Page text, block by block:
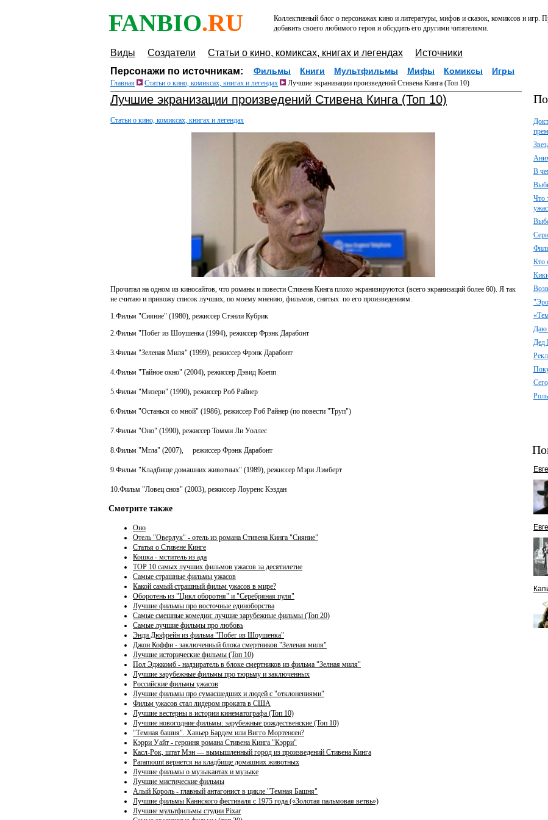
FANBIO.RU
Коллективный блог о персонажах кино и литературы, мифов и сказок, комиксов и игр.
добавить своего любимого героя и обсудить его другими читателями.
Виды Создатели Статьи о кино, комиксах, книгах и легендах
Источники
Персонажи по источникам:
Фильмы Книги Мультфильмы Мифы Комиксы Игры
Главная Статьи о кино, комиксах, книгах и легендах Лучшие экранизации произведений Стивена Кинга (Топ 10)
Лучшие экранизации произведений Стивена Кинга (Топ 10)
Статьи о кино, комиксах, книгах и легендах
Прочитал на одном из киносайтов, что романы и повести Стивена Кинга плохо экранизируются (всего экранизаций более 60). Я так
не считаю и привожу список лучших, по моему мнению, фильмов, снятых по его произведениям.
1.Фильм "Сияние" (1980), режиссер Стэнли Кубрик
2.Фильм "Побег из Шоушенка (1994), режиссер Фрэнк Дарабонт
3.Фильм "Зеленая Миля" (1999), режиссер Фрэнк Дарабонт
4.Фильм "Тайное окно" (2004), режиссер Дэвид Коепп
5.Фильм "Мизери" (1990), режиссер Роб Райнер
6.Фильм "Останься со мной" (1986), режиссер Роб Райнер (по повести "Труп")
7.Фильм "Оно" (1990), режиссер Томми Ли Уоллес
8.Фильм "Мгла" (2007), режиссер Фрэнк Дарабонт
9.Фильм "Кладбище домашних животных" (1989), режиссер Мэри Лэмберт
10.Фильм "Ловец снов" (2003), режиссер Лоуренс Кэздан
Смотрите также
Оно
Отель "Оверлук" - отель из романа Стивена Кинга "Сияние"
Статья о Стивене Кинге
Кошка - мститель из ада
TOP 10 самых лучших фильмов ужасов за десятилетие
Самые страшные фильмы ужасов
Какой самый страшный фильм ужасов в мире?
Оборотень из "Цикл оборотня" и "Серебряная пуля"
Лучшие фильмы про восточные единоборства
Самые смешные комедии: лучшие зарубежные фильмы (Топ 20)
Самые лучшие фильмы про любовь
Энди Дюфрейн из фильма "Побег из Шоушенка"
Джон Коффи - заключенный блока смертников "Зеленая миля"
Лучшие исторические фильмы (Топ 10)
Пол Эджкомб - надзиратель в блоке смертников из фильма "Зелная миля"
Лучшие зарубежные фильмы про тюрьму и заключенных
Российские фильмы ужасов
Лучшие фильмы про сумасшедших и людей с "отклонениями"
Фильм ужасов стал лидером проката в США
Лучшие вестерны в истории кинематографа (Топ 10)
Лучшие новогодние фильмы: зарубежные рождественские (Топ 10)
"Темная башня". Хавьер Бардем или Вигго Мортенсен?
Кэрри Уайт - героиня романа Стивена Кинга "Кэрри"
Касл-Рок, штат Мэн — вымышленный город из произведений Стивена Кинга
Paramount вернется на кладбище домашних животных
Лучшие фильмы о музыкантах и музыке
Лучшие мистические фильмы
Алый Король - главный антагонист в цикле "Темная Башня"
Лучшие фильмы Каннского фестиваля с 1975 года («Золотая пальмовая ветвь»)
Лучшие мультфильмы студии Pixar
В
Что
Кто
Даю
Дед